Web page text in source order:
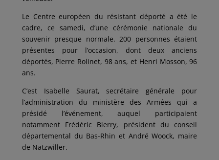
Le Centre européen du résistant déporté a été le
cadre, ce samedi, d’une cérémonie nationale du
souvenir presque normale. 200 personnes étaient
présentes pour l’occasion, dont deux anciens
déportés, Pierre Rolinet, 98 ans, et Henri Mosson, 96
ans.
C’est Isabelle Saurat, secrétaire générale pour
l’administration du ministère des Armées qui a
présidé l’événement, auquel participaient
notamment Frédéric Bierry, président du conseil
départemental du Bas-Rhin et André Woock, maire
de Natzwiller.